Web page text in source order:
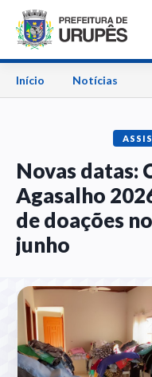
Início Notícias
Novas datas:
Agasalho
de doações
junho